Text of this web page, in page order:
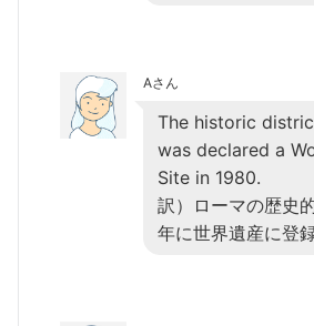
Aさん
The historic
was declared a
Site in 1980.
訳）ローマの歴史
年に世界遺産に登